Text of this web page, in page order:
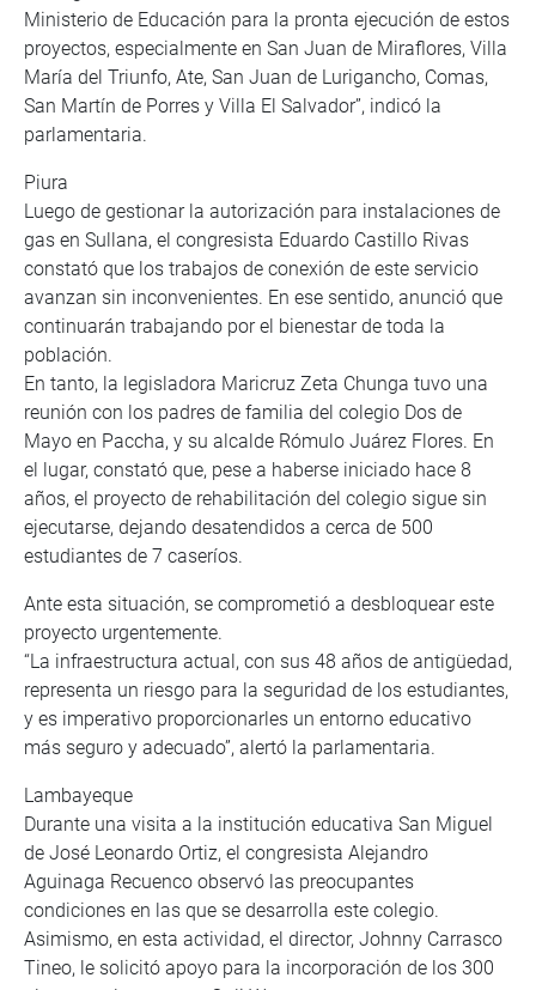
Ministerio de Educación para la pronta ejecución de estos
proyectos, especialmente en San Juan de Miraflores, Villa
María del Triunfo, Ate, San Juan de Lurigancho, Comas,
San Martín de Porres y Villa El Salvador”, indicó la
parlamentaria.
Piura
Luego de gestionar la autorización para instalaciones de
gas en Sullana, el congresista Eduardo Castillo Rivas
constató que los trabajos de conexión de este servicio
avanzan sin inconvenientes. En ese sentido, anunció que
continuarán trabajando por el bienestar de toda la
población.
En tanto, la legisladora Maricruz Zeta Chunga tuvo una
reunión con los padres de familia del colegio Dos de
Mayo en Paccha, y su alcalde Rómulo Juárez Flores. En
el lugar, constató que, pese a haberse iniciado hace 8
años, el proyecto de rehabilitación del colegio sigue sin
ejecutarse, dejando desatendidos a cerca de 500
estudiantes de 7 caseríos.
Ante esta situación, se comprometió a desbloquear este
proyecto urgentemente.
“La infraestructura actual, con sus 48 años de antigüedad,
representa un riesgo para la seguridad de los estudiantes,
y es imperativo proporcionarles un entorno educativo
más seguro y adecuado”, alertó la parlamentaria.
Lambayeque
Durante una visita a la institución educativa San Miguel
de José Leonardo Ortiz, el congresista Alejandro
Aguinaga Recuenco observó las preocupantes
condiciones en las que se desarrolla este colegio.
Asimismo, en esta actividad, el director, Johnny Carrasco
Tineo, le solicitó apoyo para la incorporación de los 300